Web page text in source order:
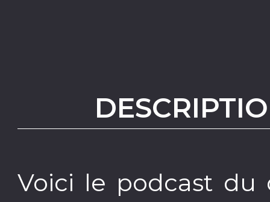
Voici le podcast du